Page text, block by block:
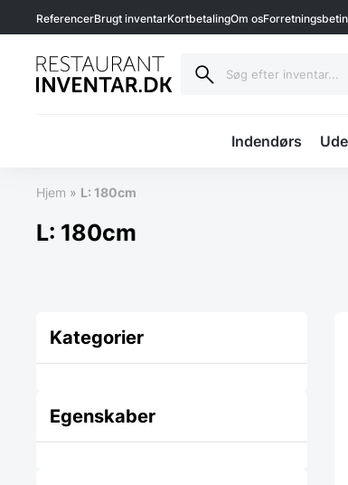
ReferencerBrugt inventarKortbetalingOm os
Indendørs
Hjem » L: 180cm
L: 180cm
Kategorier
Egenskaber